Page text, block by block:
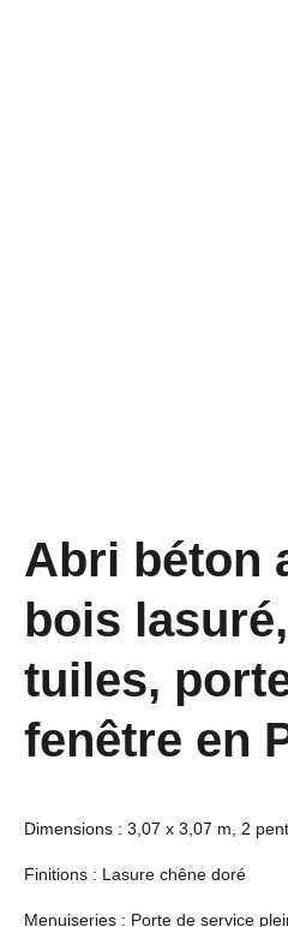
Abri béton
bois
tuiles,
fenêtre en
Dimensions : 3,07 x 3,07 m, 2
Finitions : Lasure chêne doré
Menuiseries : Porte de service